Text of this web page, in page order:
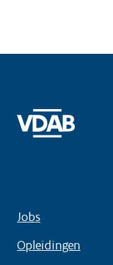
Jobs
Opleidingen